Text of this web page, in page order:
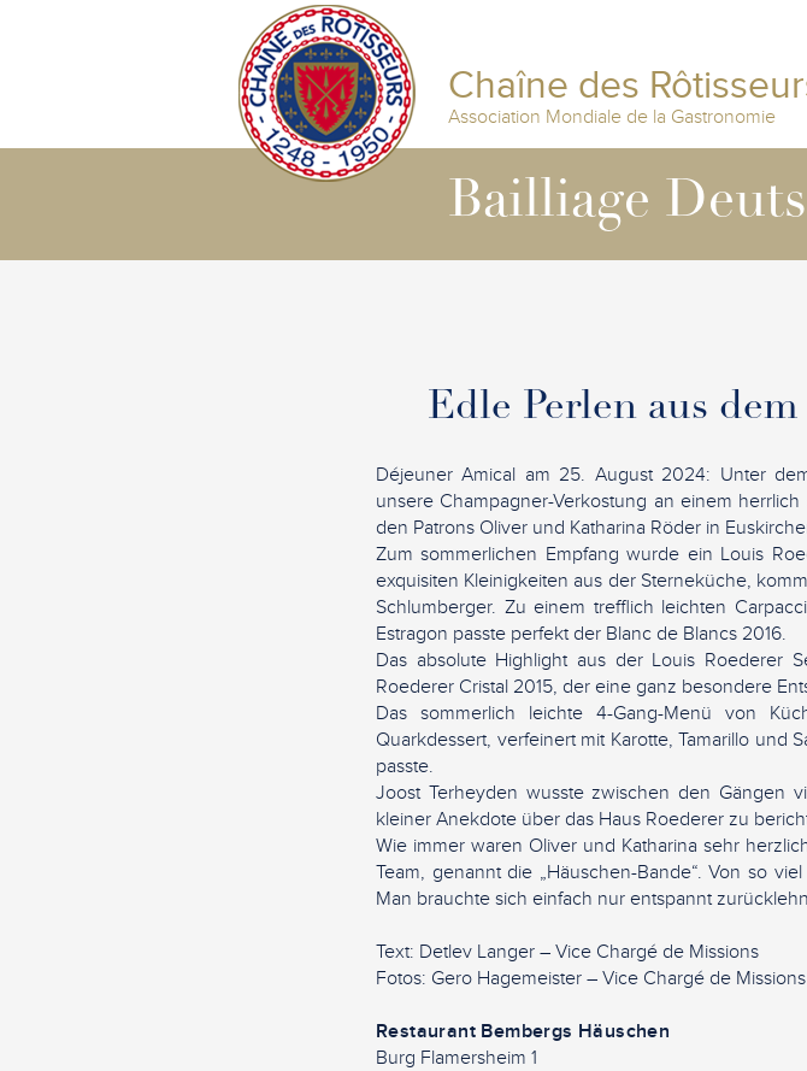
Chaîne des
Association Mondiale de la Gastronomie
Bailliage
Edle Perlen aus
Déjeuner Amical am 25. August 2024: Unter
unsere Champagner-Verkostung an einem
den Patrons Oliver und Katharina Röder in
Zum sommerlichen Empfang wurde ein Louis
exquisiten Kleinigkeiten aus der Sterneküche,
Schlumberger. Zu einem trefflich leichten
Estragon passte perfekt der Blanc de Blancs 2016.
Das absolute Highlight aus der Louis Roederer
Roederer Cristal 2015, der eine ganz besondere
Das sommerlich leichte 4-Gang-Menü von
Quarkdessert, verfeinert mit Karotte, Tamarillo und
passte.
Joost Terheyden wusste zwischen den Gängen
kleiner Anekdote über das Haus Roederer zu
Wie immer waren Oliver und Katharina sehr
Team, genannt die „Häuschen-Bande“. Von so
Man brauchte sich einfach nur entspannt
Text: Detlev Langer – Vice Chargé de Missions
Fotos: Gero Hagemeister – Vice Chargé de Missions
Restaurant Bembergs Häuschen
Burg Flamersheim 1